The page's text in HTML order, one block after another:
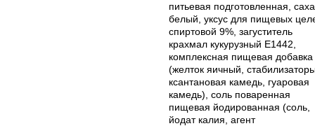
питьевая подготовленная,
белый, уксус для пищевых
спиртовой 9%, загуститель
крахмал кукурузный Е1442,
комплексная пищевая добавка
(желток яичный,
ксантановая камедь, гуаровая
камедь), соль поваренная
пищевая йодированная (соль,
йодат калия, агент